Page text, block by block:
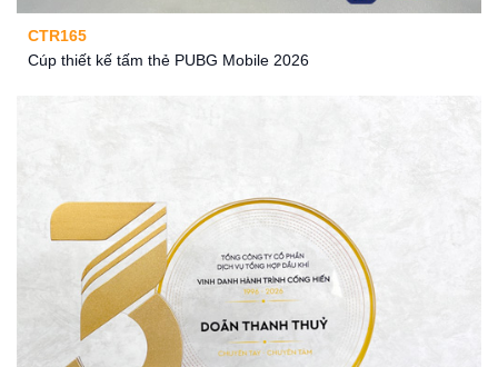
CTR165
Cúp thiết kế tấm thẻ PUBG Mobile 2026